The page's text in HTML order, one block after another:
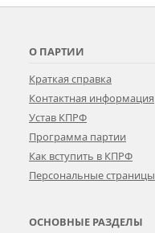
О ПАРТИИ
Краткая справка
Контактная информация
Устав КПРФ
Программа партии
Как вступить в КПРФ
Персональные страницы
ОСНОВНЫЕ РАЗДЕЛЫ